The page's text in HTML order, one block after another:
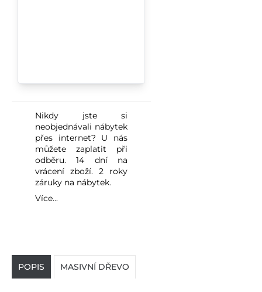
Nikdy jste si
neobjednávali nábytek
přes internet? U nás
můžete zaplatit při
odběru. 14 dní na
vrácení zboží. 2 roky
záruky na nábytek.
Více...
POPIS MASIVNÍ DŘEVO